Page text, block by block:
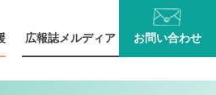
広報誌メルディア お問い合わせ